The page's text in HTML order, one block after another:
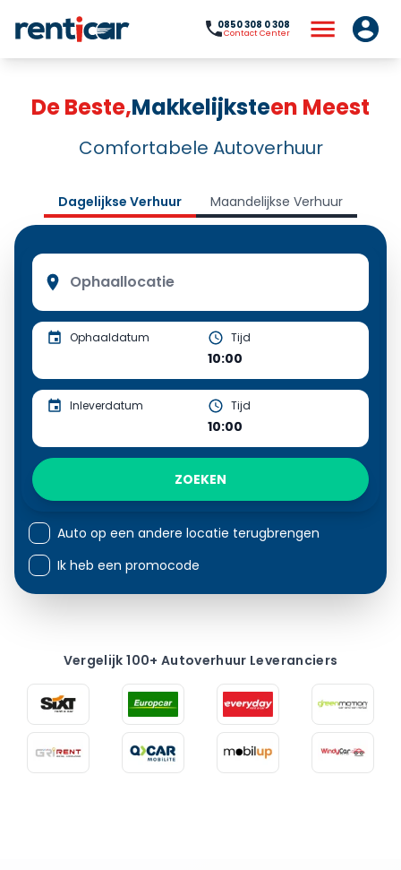
0850 308 0 308
Contact Center
De Beste,Makkelijksteen Meest
Comfortabele Autoverhuur
Dagelijkse Verhuur Maandelijkse Verhuur
Ophaaldatum Tijd
10:00
Inleverdatum Tijd
10:00
ZOEKEN
Auto op een andere locatie terugbrengen
Ik heb een promocode
Vergelijk 100+ Autoverhuur Leveranciers